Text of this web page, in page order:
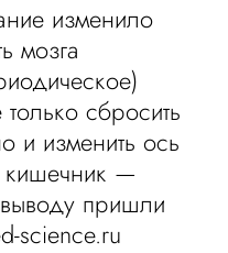
изменило
мозга
сбросить
и изменить ось
кишечник —
пришли
science.ru